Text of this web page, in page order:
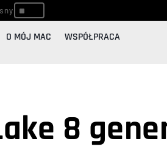
^
O MÓJ MAC WSPÓŁPRACA
8